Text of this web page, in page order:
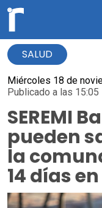
SALUD
Miércoles 18 de
Publicado a las
SEREMI
pueden
la
14 días